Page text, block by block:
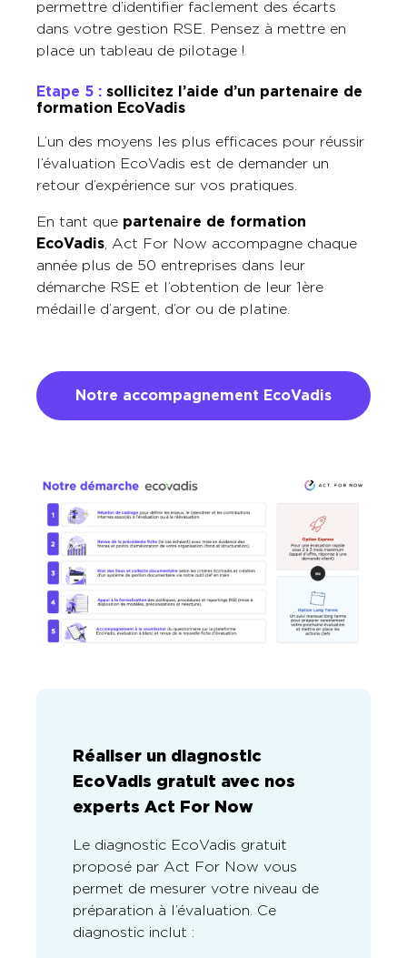
permettre d’identifier faclement des écarts
dans votre gestion RSE. Pensez à mettre en
place un tableau de pilotage !
Etape 5 : sollicitez l’aide d’un partenaire de
formation EcoVadis
L’un des moyens les plus efficaces pour réussir
l’évaluation EcoVadis est de demander un
retour d’expérience sur vos pratiques.
En tant que partenaire de formation
EcoVadis , Act For Now accompagne chaque
année plus de 50 entreprises dans leur
démarche RSE et l’obtention de leur 1ère
médaille d’argent, d’or ou de platine.
Notre accompagnement EcoVadis
Réaliser un diagnostic
EcoVadis gratuit avec nos
experts Act For Now
Le diagnostic EcoVadis gratuit
proposé par Act For Now vous
permet de mesurer votre niveau de
préparation à l’évaluation. Ce
diagnostic inclut :